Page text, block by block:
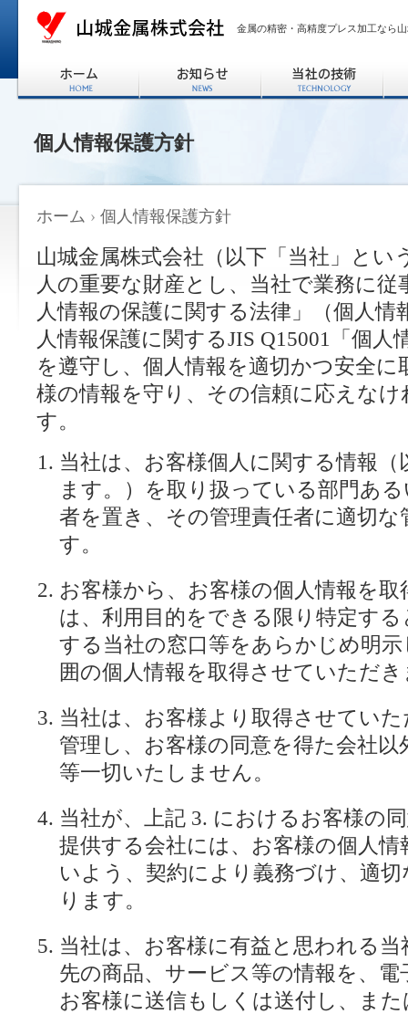
金属の精密・高精度プレス加工なら
個人情報保護方針
ホーム › 個人情報保護方針
山城金属株式会社（以下「当社」とい
人の重要な財産とし、当社で業務に
人情報の保護に関する法律」（個人
人情報保護に関するJIS Q15001「個
を遵守し、個人情報を適切かつ安全
様の情報を守り、その信頼に応えな
す。
当社は、お客様個人に関する情報
ます。）を取り扱っている部門あ
者を置き、その管理責任者に適切
す。
お客様から、お客様の個人情報を
は、利用目的をできる限り特定す
する当社の窓口等をあらかじめ明
囲の個人情報を取得させていただ
当社は、お客様より取得させてい
管理し、お客様の同意を得た会社
等一切いたしません。
当社が、上記 3. におけるお客様の
提供する会社には、お客様の個人
いよう、契約により義務づけ、適
ります。
当社は、お客様に有益と思われる
先の商品、サービス等の情報を、
お客様に送信もしくは送付し、ま